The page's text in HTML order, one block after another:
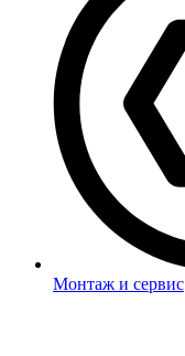
Монтаж и сервис